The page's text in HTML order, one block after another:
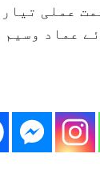
عملی
عماد